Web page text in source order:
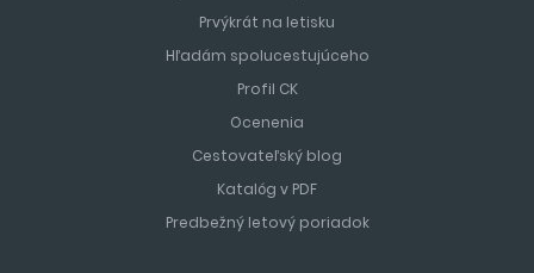
Prvýkrát na letisku
Hľadám spolucestujúceho
Profil CK
Ocenenia
Cestovateľský blog
Katalóg v PDF
Predbežný letový poriadok